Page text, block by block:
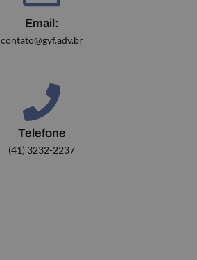
Email:
contato@gyf.adv.br
Telefone
(41) 3232-2237